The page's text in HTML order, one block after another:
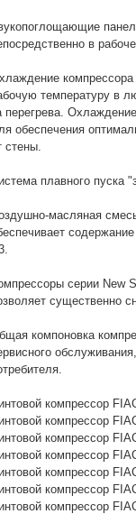
в
компрессора
температуру в
перегрева.
обеспечения
стены.
плавного пуска
масляная
серии New
существенно
компоновка
компрессор
компрессор
компрессор
компрессор
компрессор
компрессор
компрессор